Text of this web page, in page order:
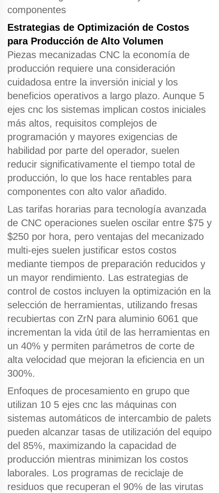
componentes
Estrategias de Optimización de Costos
para Producción de Alto Volumen
Piezas mecanizadas CNC la economía de
producción requiere una consideración
cuidadosa entre la inversión inicial y los
beneficios operativos a largo plazo. Aunque 5
ejes cnc los sistemas implican costos iniciales
más altos, requisitos complejos de
programación y mayores exigencias de
habilidad por parte del operador, suelen
reducir significativamente el tiempo total de
producción, lo que los hace rentables para
componentes con alto valor añadido.
Las tarifas horarias para tecnología avanzada
de CNC operaciones suelen oscilar entre $75 y
$250 por hora, pero ventajas del mecanizado
multi-ejes suelen justificar estos costos
mediante tiempos de preparación reducidos y
un mayor rendimiento. Las estrategias de
control de costos incluyen la optimización en la
selección de herramientas, utilizando fresas
recubiertas con ZrN para aluminio 6061 que
incrementan la vida útil de las herramientas en
un 40% y permiten parámetros de corte de
alta velocidad que mejoran la eficiencia en un
300%.
Enfoques de procesamiento en grupo que
utilizan 10 5 ejes cnc las máquinas con
sistemas automáticos de intercambio de palets
pueden alcanzar tasas de utilización del equipo
del 85%, maximizando la capacidad de
producción mientras minimizan los costos
laborales. Los programas de reciclaje de
residuos que recuperan el 90% de las virutas